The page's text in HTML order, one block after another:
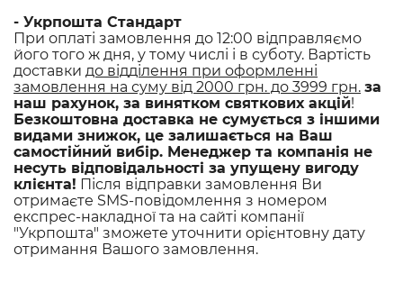
- Укрпошта Стандарт
При оплаті замовлення до 12:00 відправляємо
його того ж дня, у тому числі і в суботу. Вартість
доставки до відділення при оформленні
замовлення на суму від 2000 грн. до 3999 грн. за
наш рахунок, за винятком святкових акцій!
Безкоштовна доставка не сумується з іншими
видами знижок, це залишається на Ваш
самостійний вибір. Менеджер та компанія не
несуть відповідальності за упущену вигоду
клієнта! Після відправки замовлення Ви
отримаєте SMS-повідомлення з номером
експрес-накладної та на сайті компанії
"Укрпошта" зможете уточнити орієнтовну дату
отримання Вашого замовлення.